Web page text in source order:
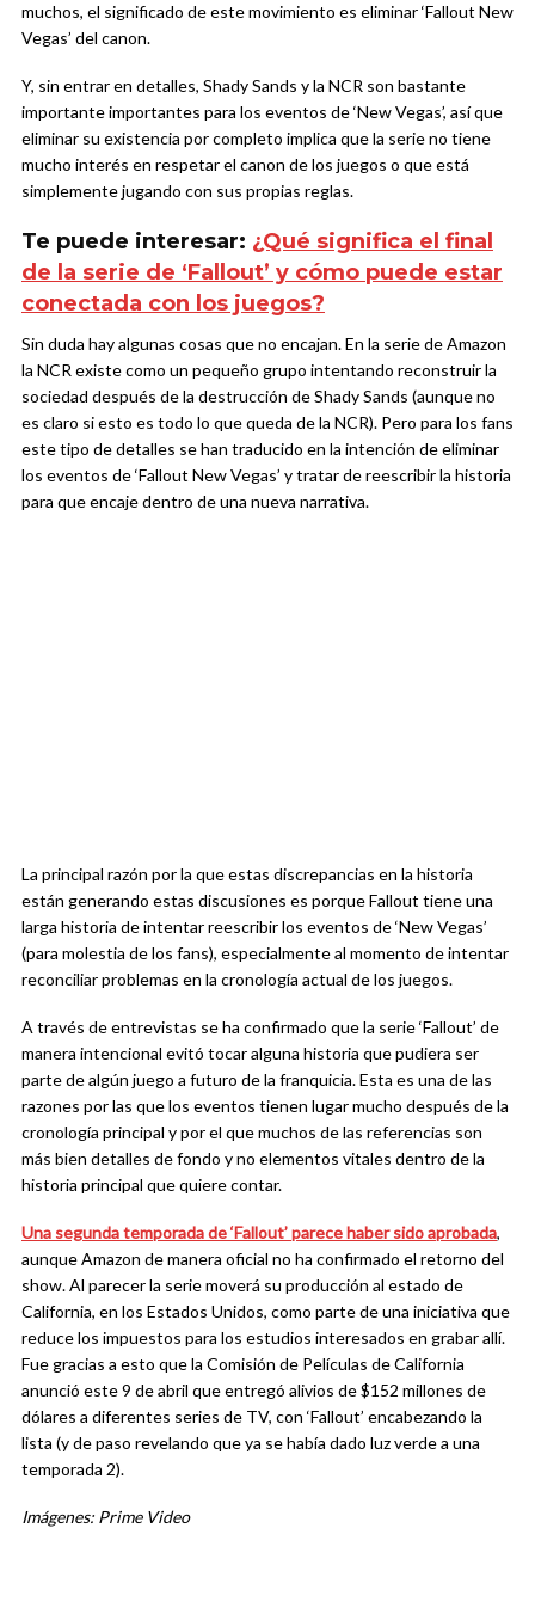
muchos, el significado de este movimiento es eliminar ‘Fallout New
Vegas’ del canon.
Y, sin entrar en detalles, Shady Sands y la NCR son bastante
importante importantes para los eventos de ‘New Vegas’, así que
eliminar su existencia por completo implica que la serie no tiene
mucho interés en respetar el canon de los juegos o que está
simplemente jugando con sus propias reglas.
Te puede interesar: ¿Qué significa el final
de la serie de ‘Fallout’ y cómo puede estar
conectada con los juegos?
Sin duda hay algunas cosas que no encajan. En la serie de Amazon
la NCR existe como un pequeño grupo intentando reconstruir la
sociedad después de la destrucción de Shady Sands (aunque no
es claro si esto es todo lo que queda de la NCR). Pero para los fans
este tipo de detalles se han traducido en la intención de eliminar
los eventos de ‘Fallout New Vegas’ y tratar de reescribir la historia
para que encaje dentro de una nueva narrativa.
La principal razón por la que estas discrepancias en la historia
están generando estas discusiones es porque Fallout tiene una
larga historia de intentar reescribir los eventos de ‘New Vegas’
(para molestia de los fans), especialmente al momento de intentar
reconciliar problemas en la cronología actual de los juegos.
A través de entrevistas se ha confirmado que la serie ‘Fallout’ de
manera intencional evitó tocar alguna historia que pudiera ser
parte de algún juego a futuro de la franquicia. Esta es una de las
razones por las que los eventos tienen lugar mucho después de la
cronología principal y por el que muchos de las referencias son
más bien detalles de fondo y no elementos vitales dentro de la
historia principal que quiere contar.
Una segunda temporada de ‘Fallout’ parece haber sido aprobada,
aunque Amazon de manera oficial no ha confirmado el retorno del
show. Al parecer la serie moverá su producción al estado de
California, en los Estados Unidos, como parte de una iniciativa que
reduce los impuestos para los estudios interesados en grabar allí.
Fue gracias a esto que la Comisión de Películas de California
anunció este 9 de abril que entregó alivios de $152 millones de
dólares a diferentes series de TV, con ‘Fallout’ encabezando la
lista (y de paso revelando que ya se había dado luz verde a una
temporada 2).
Imágenes: Prime Video